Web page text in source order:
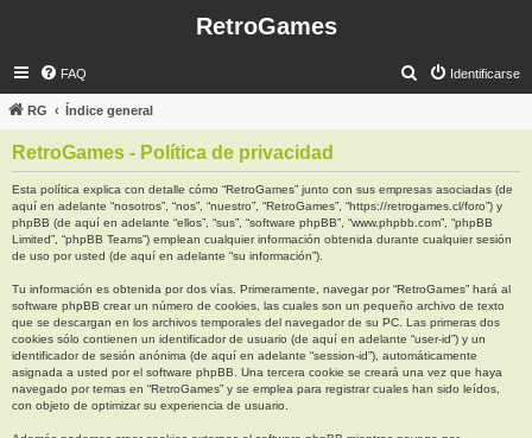
RetroGames
FAQ Identificarse
s
a
r
RG Índice general
RetroGames - Política de privacidad
Esta política explica con detalle cómo “RetroGames” junto con sus empresas asociadas (de
aquí en adelante “nosotros”, “nos”, “nuestro”, “RetroGames”, “https://retrogames.cl/foro”) y
phpBB (de aquí en adelante “ellos”, “sus”, “software phpBB”, “www.phpbb.com”, “phpBB
Limited”, “phpBB Teams”) emplean cualquier información obtenida durante cualquier sesión
de uso por usted (de aquí en adelante “su información”).
Tu información es obtenida por dos vías. Primeramente, navegar por “RetroGames” hará al
software phpBB crear un número de cookies, las cuales son un pequeño archivo de texto
que se descargan en los archivos temporales del navegador de su PC. Las primeras dos
cookies sólo contienen un identificador de usuario (de aquí en adelante “user-id”) y un
identificador de sesión anónima (de aquí en adelante “session-id”), automáticamente
asignada a usted por el software phpBB. Una tercera cookie se creará una vez que haya
navegado por temas en “RetroGames” y se emplea para registrar cuales han sido leídos,
con objeto de optimizar su experiencia de usuario.